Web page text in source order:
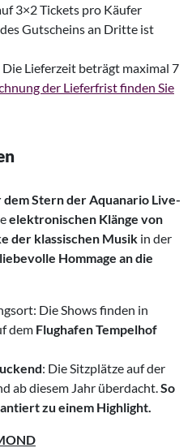
3×2 Tickets pro Käufer
Gutscheins an Dritte ist
Lieferzeit beträgt maximal 7
der Lieferfrist finden Sie
Stern der Aquanario Live-
elektronischen Klänge von
der klassischen Musik in der
liebevolle Hommage an die
Die Shows finden in
dem Flughafen Tempelhof
: Die Sitzplätze auf der
ab diesem Jahr überdacht. So
zu einem Highlight.